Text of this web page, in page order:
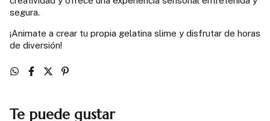
segura.
¡Animate a crear tu propia gelatina slime y disfrutar de horas
de diversión!
Te puede gustar